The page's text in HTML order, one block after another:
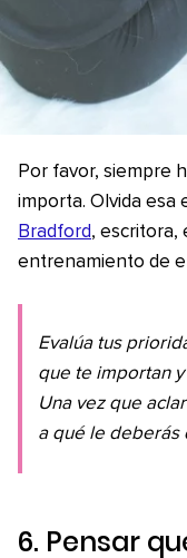
Por favor, siempre
importa. Olvida esa
Bradford, escritora,
entrenamiento de
Evalúa tus
que te importan
Una vez que
a qué le deberás
6. Pensar